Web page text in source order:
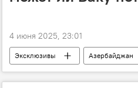
4 июня 2025, 23:01
Эксклюзивы Азербайджан
минный террор
Карты